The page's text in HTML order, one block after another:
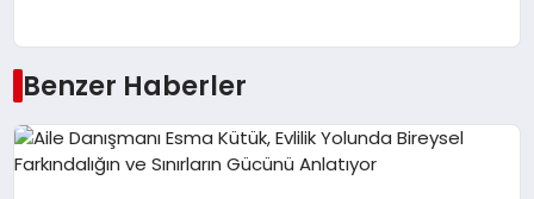
Benzer Haberler